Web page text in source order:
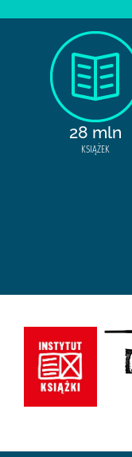
28 mln
KSIĄŻEK